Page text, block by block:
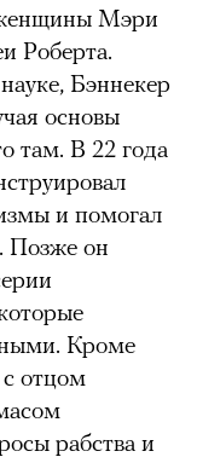
Мэри
Роберта.
Бэннекер
основы
там. В 22 года
и помогал
Позже он
Кроме
с отцом
рабства и